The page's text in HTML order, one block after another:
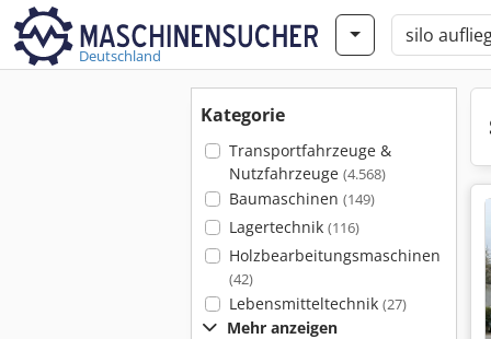
Deutschland
Kategorie
Transportfahrzeuge &
Nutzfahrzeuge (4.568)
Baumaschinen (149)
Lagertechnik (116)
Holzbearbeitungsmaschinen
(42)
Lebensmitteltechnik (27)
Mehr anzeigen